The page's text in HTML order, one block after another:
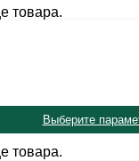
товара.
Выберите
товара.